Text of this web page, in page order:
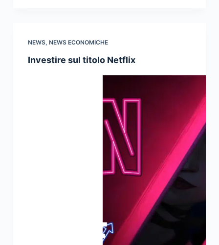
NEWS, NEWS ECONOMICHE
Investire sul titolo Netflix